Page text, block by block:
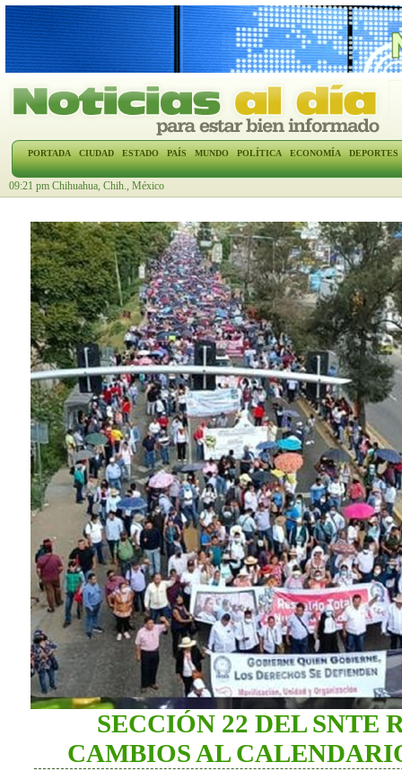
PORTADA CIUDAD ESTADO PAÍS MUNDO POLÍTICA ECONOMÍA DEPORTES
09:21 pm Chihuahua, Chih., México
SECCIÓN 22 DEL SNTE
CAMBIOS AL